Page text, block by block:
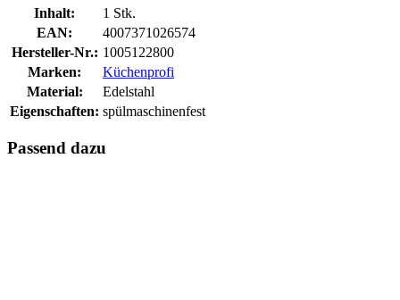
Inhalt:
1 Stk.
EAN:
4007371026574
Hersteller-Nr.: 1005122800
Marken:
Küchenprofi
Material:
Edelstahl
Eigenschaften: spülmaschinenfest
Passend dazu